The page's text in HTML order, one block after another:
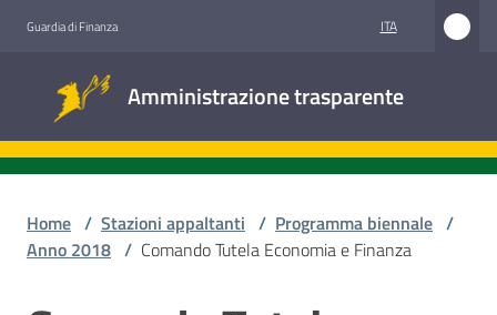
Guardia di Finanza ITA
Amministrazione trasparente
trasparente
Home / Stazioni appaltanti / Programma biennale /
Anno 2018 / Comando Tutela Economia e Finanza